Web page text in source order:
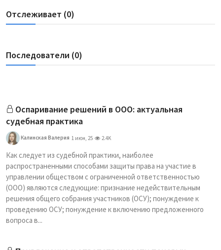
Отслеживает (0)
Последователи (0)
Оспаривание решений в ООО: актуальная
судебная практика
Калинская Валерия 1 июн, 25 2.4K
Как следует из судебной практики, наиболее
распространенными способами защиты права на участие в
управлении обществом с ограниченной ответственностью
(ООО) являются следующие: признание недействительным
решения общего собрания участников (ОСУ); понуждение к
проведению ОСУ; понуждение к включению предложенного
вопроса в...